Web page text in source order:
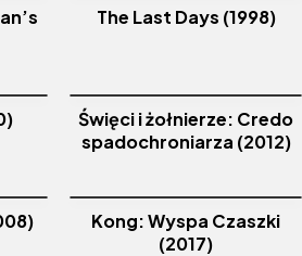
The Last Days (1998)
Święci i żołnierze: Credo
spadochroniarza (2012)
Kong: Wyspa Czaszki
(2017)